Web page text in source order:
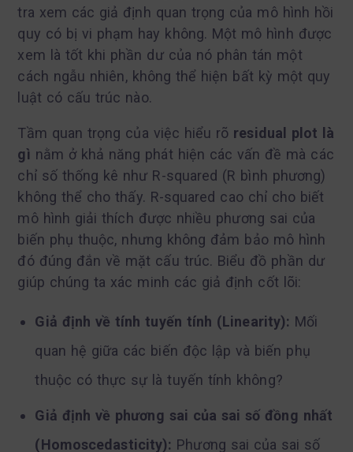
tra xem các giả định quan trọng của mô hình hồi
quy có bị vi phạm hay không. Một mô hình được
xem là tốt khi phần dư của nó phân tán một
cách ngẫu nhiên, không thể hiện bất kỳ một quy
luật có cấu trúc nào.
Tầm quan trọng của việc hiểu rõ residual plot là
gì nằm ở khả năng phát hiện các vấn đề mà các
chỉ số thống kê như R-squared (R bình phương)
không thể cho thấy. R-squared cao chỉ cho biết
mô hình giải thích được nhiều phương sai của
biến phụ thuộc, nhưng không đảm bảo mô hình
đó đúng đắn về mặt cấu trúc. Biểu đồ phần dư
giúp chúng ta xác minh các giả định cốt lõi:
Giả định về tính tuyến tính (Linearity): Mối
quan hệ giữa các biến độc lập và biến phụ
thuộc có thực sự là tuyến tính không?
Giả định về phương sai của sai số đồng nhất
(Homoscedasticity): Phương sai của sai số